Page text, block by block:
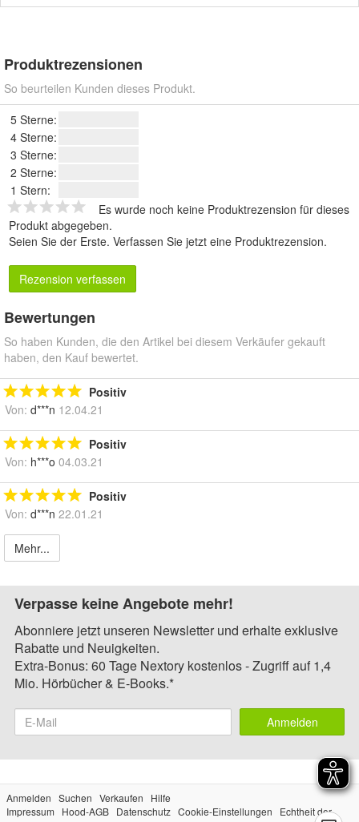
Produktrezensionen
So beurteilen Kunden dieses Produkt.
5 Sterne:
4 Sterne:
3 Sterne:
2 Sterne:
1 Stern:
Es wurde noch keine Produktrezension für dieses
Produkt abgegeben.
Seien Sie der Erste. Verfassen Sie jetzt eine Produktrezension.
Rezension verfassen
Bewertungen
So haben Kunden, die den Artikel bei diesem Verkäufer gekauft
haben, den Kauf bewertet.
Positiv
Von: d***n 12.04.21
Positiv
Von: h***o 04.03.21
Positiv
Von: d***n 22.01.21
Mehr...
Verpasse keine Angebote mehr!
Abonniere jetzt unseren Newsletter und erhalte exklusive
Rabatte und Neuigkeiten.
Extra-Bonus: 60 Tage Nextory kostenlos - Zugriff auf 1,4
Mio. Hörbücher & E-Books.*
Anmelden
Anmelden Suchen Verkaufen
Hilfe
Impressum
Hood-AGB Datenschutz Cookie-Einstellungen
Echtheit der